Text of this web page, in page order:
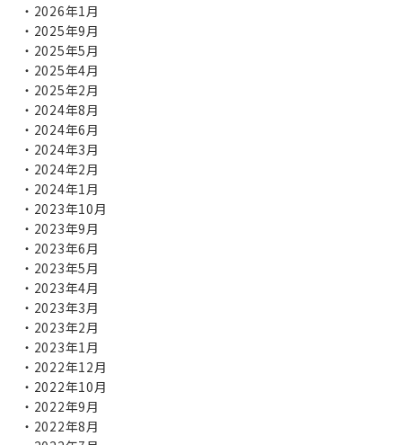
2026年1月
2025年9月
2025年5月
2025年4月
2025年2月
2024年8月
2024年6月
2024年3月
2024年2月
2024年1月
2023年10月
2023年9月
2023年6月
2023年5月
2023年4月
2023年3月
2023年2月
2023年1月
2022年12月
2022年10月
2022年9月
2022年8月